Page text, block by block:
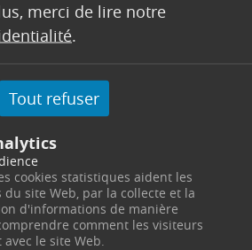
merci de lire notre
.
Tout refuser
cookies statistiques aident les
site Web, par la collecte et la
d'informations de manière
comment les visiteurs
le site Web.